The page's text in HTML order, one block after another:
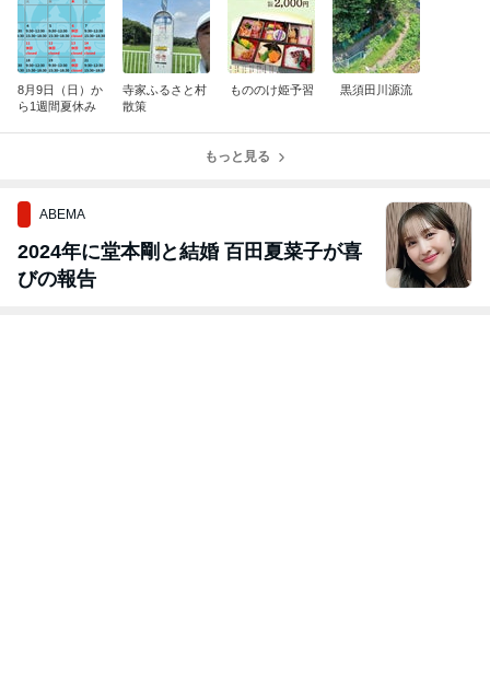
8月9日（日）か
ら1週間夏休み
寺家ふるさと村
散策
もののけ姫予習 黒須田川源流
もっと見る
ABEMA
2024年に堂本剛と結婚 百田夏菜子が喜
びの報告